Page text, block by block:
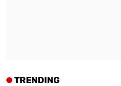
TRENDING